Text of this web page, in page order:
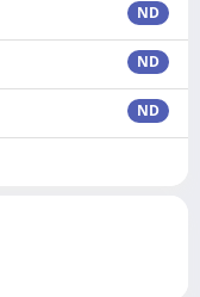
ND
ND
ND